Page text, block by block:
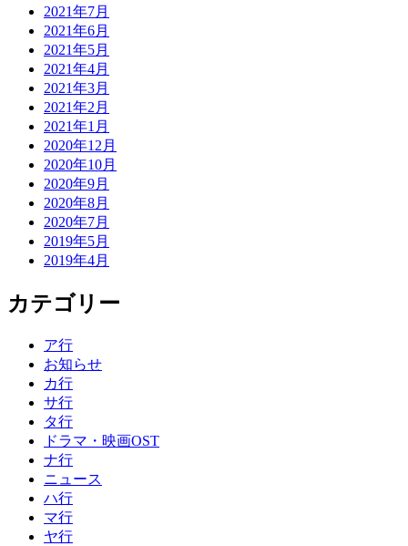
2021年7月
2021年6月
2021年5月
2021年4月
2021年3月
2021年2月
2021年1月
2020年12月
2020年10月
2020年9月
2020年8月
2020年7月
2019年5月
2019年4月
カテゴリー
ア行
お知らせ
カ行
サ行
タ行
ドラマ・映画OST
ナ行
ニュース
ハ行
マ行
ヤ行